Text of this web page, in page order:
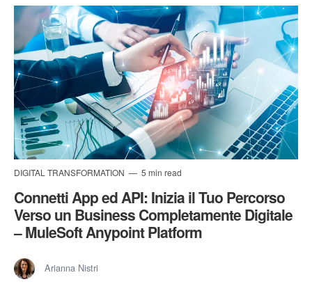
DIGITAL TRANSFORMATION 5 min read
Connetti App ed API: Inizia il Tuo Percorso
Verso un Business Completamente Digitale
– MuleSoft Anypoint Platform
Arianna Nistri